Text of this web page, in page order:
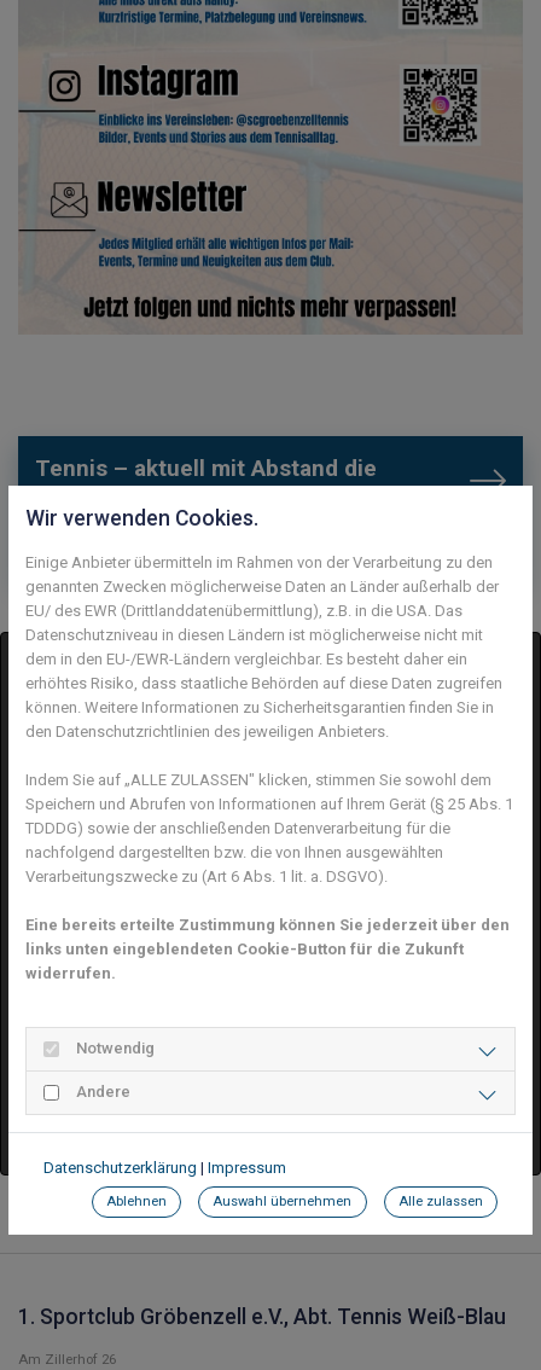
Tennis – aktuell mit Abstand die
Mitglied bei uns im Club!
Google Maps inaktiv
Aufgrund Ihrer Cookie-Einstellungen kann dieses
Modul nicht geladen werden.
bitte Ihre Cookie-Einstellungen entsprechend an.
1. Sportclub Gröbenzell e.V., Abt. Tennis Weiß-Blau
Am Zillerhof 26
Wir verwenden Cookies.
Einige Anbieter übermitteln im Rahmen von der Verarbeitung zu den
genannten Zwecken möglicherweise Daten an Länder außerhalb der
EU/ des EWR (Drittlanddatenübermittlung), z.B. in die USA. Das
Datenschutzniveau in diesen Ländern ist möglicherweise nicht mit
dem in den EU-/EWR-Ländern vergleichbar. Es besteht daher ein
erhöhtes Risiko, dass staatliche Behörden auf diese Daten zugreifen
können. Weitere Informationen zu Sicherheitsgarantien finden Sie in
den Datenschutzrichtlinien des jeweiligen Anbieters.
Indem Sie auf „ALLE ZULASSEN" klicken, stimmen Sie sowohl dem
Speichern und Abrufen von Informationen auf Ihrem Gerät (§ 25 Abs. 1
TDDDG) sowie der anschließenden Datenverarbeitung für die
nachfolgend dargestellten bzw. die von Ihnen ausgewählten
Verarbeitungszwecke zu (Art 6 Abs. 1 lit. a. DSGVO).
Eine bereits erteilte Zustimmung können Sie jederzeit über den
links unten eingeblendeten Cookie-Button für die Zukunft
widerrufen.
Notwendig
Andere
Datenschutzerklärung | Impressum
Ablehnen Auswahl übernehmen Alle zulassen